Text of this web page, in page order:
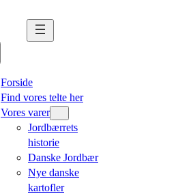
Forside
Find vores telte her
Vores varer
Jordbærrets
historie
Danske Jordbær
Nye danske
kartofler